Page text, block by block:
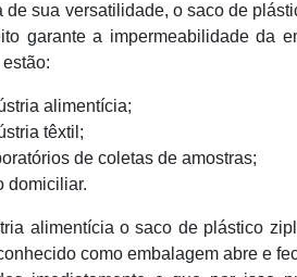
de sua versatilidade, o saco de
garante a impermeabilidade da
alimentícia;
têxtil;
de coletas de amostras;
domiciliar.
alimentícia o saco de plástico
como embalagem abre e